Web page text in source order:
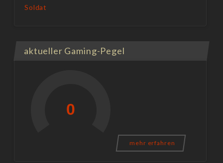
Soldat
aktueller Gaming-Pegel
mehr erfahren